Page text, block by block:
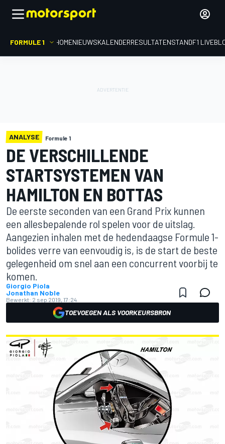
FORMULE 1 HOMENIEUWSKALENDERRESULTATENSTANDF1
ANALYSE Formule 1
DE VERSCHILLENDE
STARTSYSTEMEN VAN
HAMILTON EN BOTTAS
De eerste seconden van een Grand Prix kunnen
een allesbepalende rol spelen voor de uitslag.
Aangezien inhalen met de hedendaagse Formule 1-
bolides verre van eenvoudig is, is de start de beste
gelegenheid om snel aan een concurrent voorbij te
komen.
Giorgio Piola
Jonathan Noble
Bewerkt: 2 sep 2019, 17:24
TOEVOEGEN ALS VOORKEURSBRON